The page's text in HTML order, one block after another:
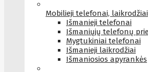
Mobilieji telefonai, laikrodžiai
Išmanieji telefonai
Išmaniųjų telefonų
Mygtukiniai telefonai
Išmanieji laikrodžiai
Išmaniosios apyrankės